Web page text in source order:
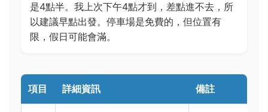
是4點半。我上次下午4點才到，差點進不去，所
以建議早點出發。停車場是免費的，但位置有
限，假日可能會滿。
項目 詳細資訊 備註